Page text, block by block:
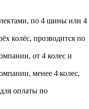
по 4 шины или 4
колёс, прозводится по
от 4 колес и
менее 4 колес,
оплаты по